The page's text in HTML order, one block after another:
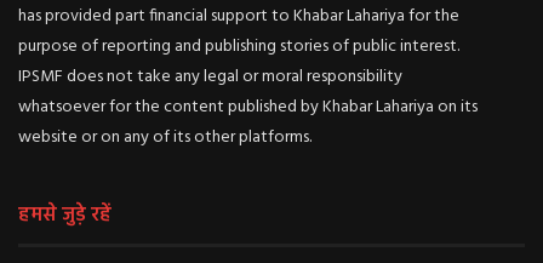
has provided part financial support to Khabar Lahariya for the
purpose of reporting and publishing stories of public interest.
IPSMF does not take any legal or moral responsibility
whatsoever for the content published by Khabar Lahariya on its
website or on any of its other platforms.
हमसे जुड़े रहें